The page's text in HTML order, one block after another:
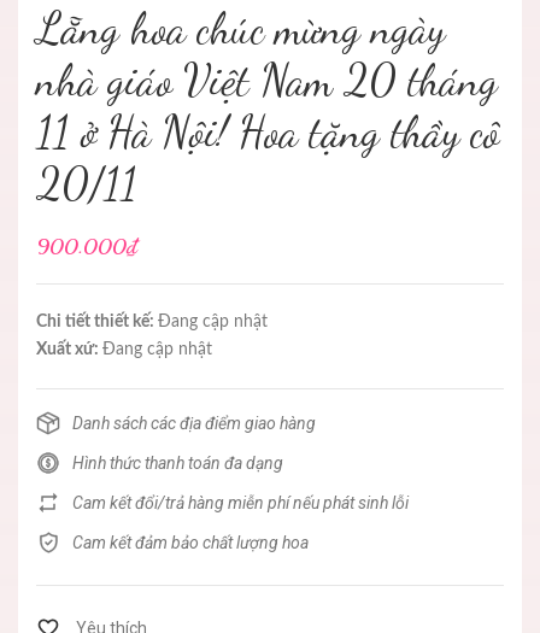
Lẵng hoa chúc mừng ngày
nhà giáo Việt Nam 20 tháng
11 ở Hà Nội! Hoa tặng thầy cô
20/11
900.000₫
Chi tiết thiết kế: Đang cập nhật
Xuất xứ: Đang cập nhật
Danh sách các địa điểm giao hàng
Hình thức thanh toán đa dạng
Cam kết đổi/trả hàng miễn phí nếu phát sinh lỗi
Cam kết đảm bảo chất lượng hoa